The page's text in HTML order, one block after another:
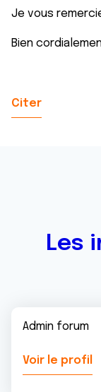
Je vous
Bien
Citer
Les
Admin forum
Voir le profil